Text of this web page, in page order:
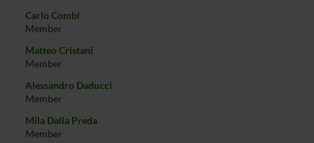
Carlo Combi
Member
Matteo Cristani
Member
Alessandro Daducci
Member
Mila Dalla Preda
Member